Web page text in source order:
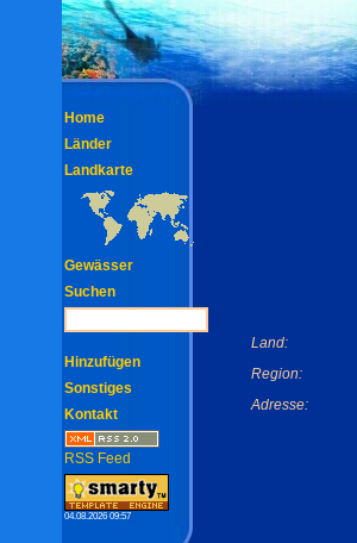
Land:
Region:
Adresse:
Home
Länder
Landkarte
Gewässer
Suchen
Hinzufügen
Sonstiges
Kontakt
RSS Feed
04.08.2026 09:57